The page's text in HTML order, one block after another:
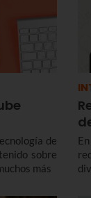
de
sobre
más